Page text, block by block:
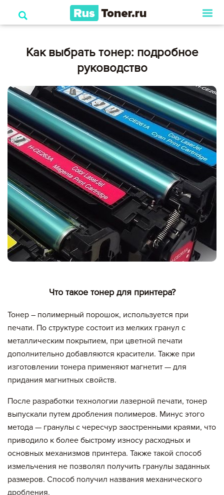
Как выбрать тонер: подробное
руководство
Что такое тонер для принтера?
Тонер – полимерный порошок, используется при
печати. По структуре состоит из мелких гранул с
металлическим покрытием, при цветной печати
дополнительно добавляются красители. Также при
изготовлении тонера применяют магнетит — для
придания магнитных свойств.
После разработки технологии лазерной печати, тонер
выпускали путем дробления полимеров. Минус этого
метода — гранулы с чересчур заостренными краями, что
приводило к более быстрому износу расходных и
основных механизмов принтера. Также такой способ
измельчения не позволял получить гранулы заданных
размеров. Способ получил названия механического
дробления.